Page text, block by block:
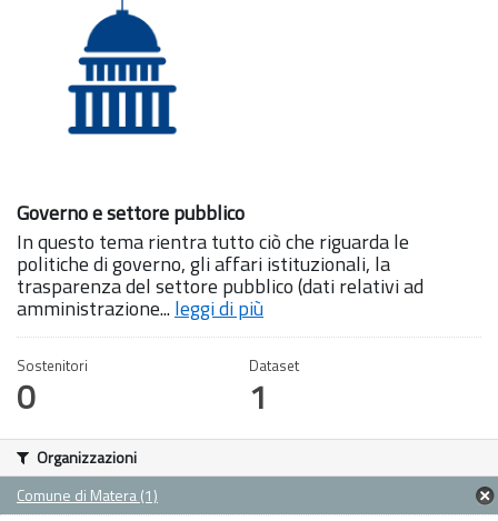
Governo e settore pubblico
In questo tema rientra tutto ciò che riguarda le
politiche di governo, gli affari istituzionali, la
trasparenza del settore pubblico (dati relativi ad
amministrazione...leggi di più
Sostenitori
0
Dataset
1
Organizzazioni
Comune di Matera (1)